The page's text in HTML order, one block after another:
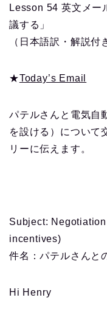
Lesson 54 英文メー
議する」
（日本語訳・解説付
★Today’s Email
パテルさんと電気自
を設ける）について
リーに伝えます。
Subject:
incentives)
件名：パテルさんと
Hi Henry